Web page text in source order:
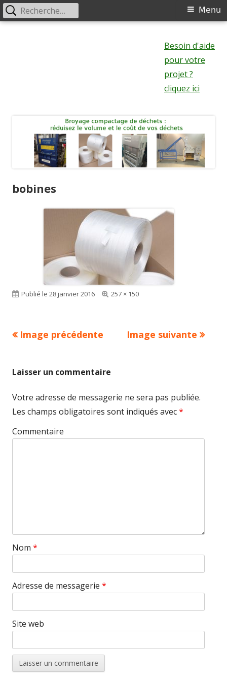
Besoin d'aide
pour votre
projet ?
cliquez ici
Menu
Menu
Rechercher :
bobines
Publié le 28 janvier 2016
Taille
257 × 150
Image précédente Image suivante
Laisser un commentaire
Votre adresse de messagerie ne sera pas publiée.
Les champs obligatoires sont indiqués avec*
Commentaire
Nom *
Adresse de messagerie *
Site web